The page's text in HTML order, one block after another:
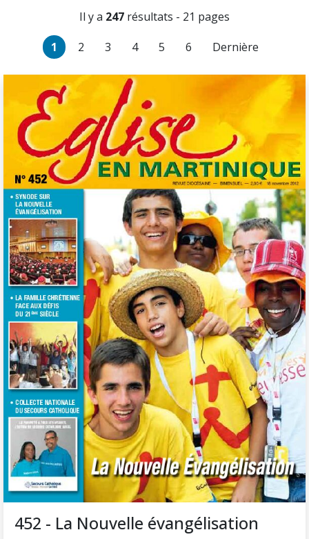
Il y a 247 résultats - 21 pages
1
2 3 4 5 6 Dernière
452 - La Nouvelle évangélisation